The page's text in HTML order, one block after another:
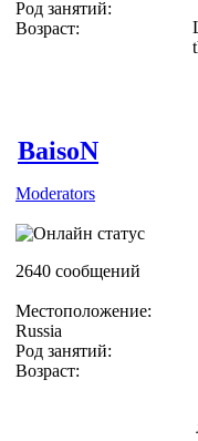
Род занятий:
Возраст:
BaisoN
Moderators
2640 сообщений
Местоположение:
Russia
Род занятий:
Возраст: